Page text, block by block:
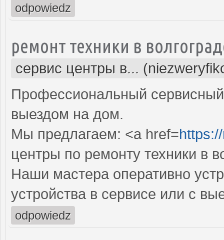
odpowiedz
ремонт техники в
сервис центры в...
Профессиональный
выездом на дом.
Мы предлагаем: <a href=
центры по ремонту техники в
Наши мастера оперативно
устройства в сервисе или с
odpowiedz